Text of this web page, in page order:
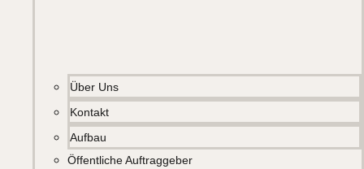
Über Uns
Kontakt
Aufbau
Öffentliche Auftraggeber